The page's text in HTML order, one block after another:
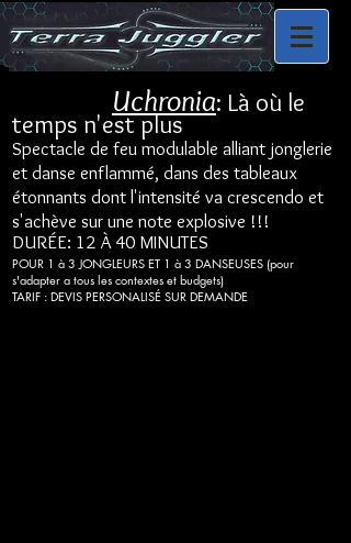
Uchronia: Là où le
temps n'est plus
Spectacle de feu modulable alliant jonglerie
et danse enflammé, dans des tableaux
étonnants dont l'intensité va crescendo et
s'achève sur une note explosive !!!
DURÉE: 12 À 40 MINUTES
POUR 1 à 3 JONGLEURS ET 1 à 3 DANSEUSES (pour
s'adapter a tous les contextes et budgets)
TARIF : DEVIS PERSONALISÉ SUR DEMANDE